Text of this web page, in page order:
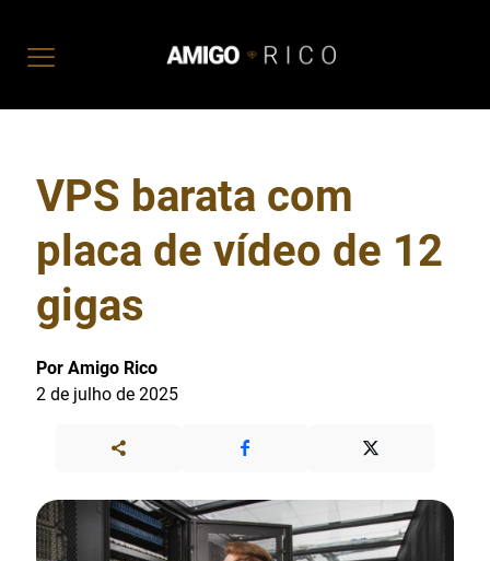
VPS barata com
placa de vídeo de 12
gigas
Por Amigo Rico
2 de julho de 2025